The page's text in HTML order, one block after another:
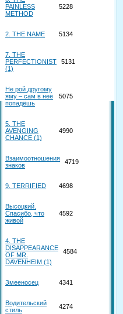
PAINLESS
METHOD
5228
2. THE NAME 5134
7. THE
PERFECTIONIST
(1)
5131
Не рой другому
яму – сам в неё
попадёшь
5075
5. THE
AVENGING
CHANCE (1)
4990
Взаимоотношения
знаков
4719
9. TERRIFIED 4698
Высоцкий.
Спасибо, что
живой
4592
4. THE
DISAPPEARANCE
OF MR.
DAVENHEIM (1)
4584
Змееносец 4341
Водительский
стиль
4274